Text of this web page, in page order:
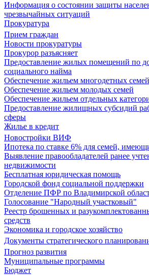
Информация о состоянии защиты
чрезвычайных ситуаций
Прокуратура
Прием граждан
Новости прокуратуры
Прокурор разъясняет
Предоставление жилых помещений по
социального найма
Обеспечение жильем многодетных семей
Обеспечение жильем молодых семей
Обеспечение жильем отдельных
Предоставление жилищных субсидий
сферы
Жилье в кредит
Новостройки ВИФ
Ипотека по ставке 6% для семей,
Выявление правообладателей ранее
недвижимости
Бесплатная юридическая помощь
Городской фонд социальной поддержки
Отделение ПФР по Владимирской
Голосование "Народный участковый"
Реестр брошенных и
средств
Экономика и городское хозяйство
Документы стратегического
Прогноз развития
Муниципальные программы
Бюджет